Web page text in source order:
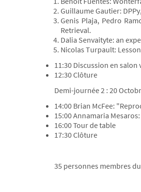
Guillaume Gautier:
Genis Plaja, Pedro
Retrieval.
Dalia Senvaityte: an
Nicolas Turpault:
11:30 Discussion en
12:30 Clôture
Demi-journée 2 : 20
14:00 Brian McFee:
15:00 Annamaria
16:00 Tour de table
17:30 Clôture
35 personnes membres